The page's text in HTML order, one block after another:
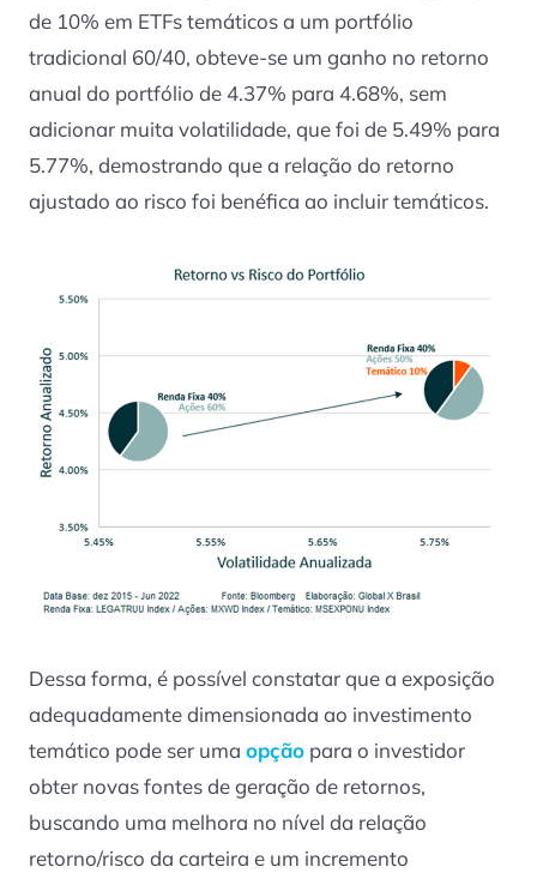
de 10% em ETFs temáticos a um portfólio
tradicional 60/40, obteve-se um ganho no retorno
anual do portfólio de 4.37% para 4.68%, sem
adicionar muita volatilidade, que foi de 5.49% para
5.77%, demostrando que a relação do retorno
ajustado ao risco foi benéfica ao incluir temáticos.
Dessa forma, é possível constatar que a exposição
adequadamente dimensionada ao investimento
temático pode ser uma opção para o investidor
obter novas fontes de geração de retornos,
buscando uma melhora no nível da relação
retorno/risco da carteira e um incremento